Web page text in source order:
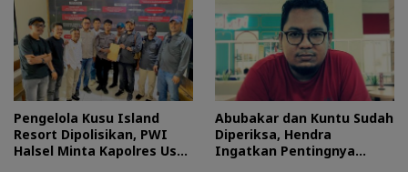
Pengelola Kusu Island
Resort Dipolisikan, PWI
Halsel Minta Kapolres Usut
Abubakar dan Kuntu Sudah
Diperiksa, Hendra
Ingatkan Pentingnya